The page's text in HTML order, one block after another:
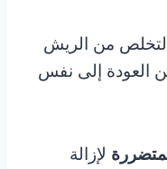
من الريش
العودة إلى نفس
لإزالة